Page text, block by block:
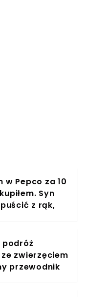
w Pepco za 10
Syn
z rąk,
podróż
zwierzęciem
przewodnik